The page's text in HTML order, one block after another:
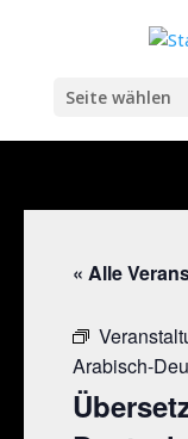
Seite wählen
« Alle
Arabisch-